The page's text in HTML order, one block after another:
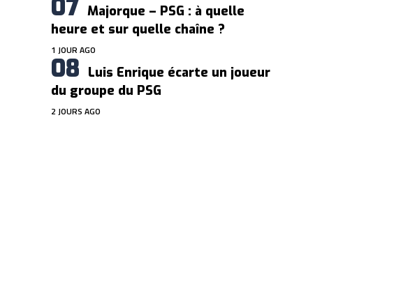
Majorque – PSG : à quelle
heure et sur quelle chaîne ?
1 JOUR AGO
Luis Enrique écarte un joueur
du groupe du PSG
2 JOURS AGO